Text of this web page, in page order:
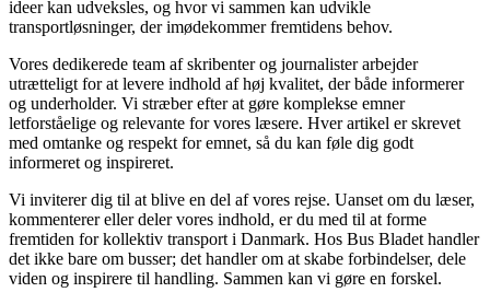
ideer kan udveksles, og hvor vi sammen kan udvikle
transportløsninger, der imødekommer fremtidens behov.
Vores dedikerede team af skribenter og journalister arbejder
utrætteligt for at levere indhold af høj kvalitet, der både informerer
og underholder. Vi stræber efter at gøre komplekse emner
letforståelige og relevante for vores læsere. Hver artikel er skrevet
med omtanke og respekt for emnet, så du kan føle dig godt
informeret og inspireret.
Vi inviterer dig til at blive en del af vores rejse. Uanset om du læser,
kommenterer eller deler vores indhold, er du med til at forme
fremtiden for kollektiv transport i Danmark. Hos Bus Bladet handler
det ikke bare om busser; det handler om at skabe forbindelser, dele
viden og inspirere til handling. Sammen kan vi gøre en forskel.